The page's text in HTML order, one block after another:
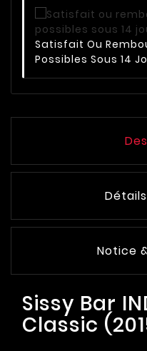
Satisfait Ou
Possibles Sous 14
Notice
Sissy Bar
Classic